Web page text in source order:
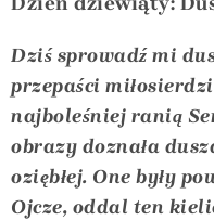
Dziś sprowadź mi
przepaści
najboleśniej ranią
obrazy doznała
oziębłej. One były
Ojcze, oddal ten